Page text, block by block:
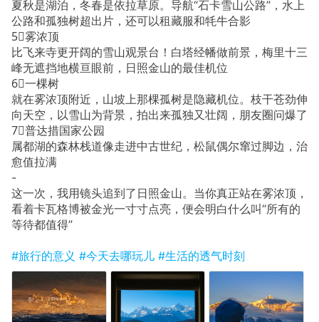
夏秋是湖泊，冬春是依拉草原。导航“石卡雪山公路”，水上
公路和孤独树超出片，还可以租藏服和牦牛合影
5⃣️雾浓顶
比飞来寺更开阔的雪山观景台！白塔经幡做前景，梅里十三
峰无遮挡地横亘眼前，日照金山的最佳机位
6⃣️一棵树
就在雾浓顶附近，山坡上那棵孤树是隐藏机位。枝干苍劲伸
向天空，以雪山为背景，拍出来孤独又壮阔，朋友圈问爆了
7⃣️普达措国家公园
属都湖的森林栈道像走进中古世纪，松鼠偶尔窜过脚边，治
愈值拉满
-
这一次，我用镜头追到了日照金山。当你真正站在雾浓顶，
看着卡瓦格博被金光一寸寸点亮，便会明白什么叫“所有的
等待都值得”
#旅行的意义 #今天去哪玩儿 #生活的透气时刻